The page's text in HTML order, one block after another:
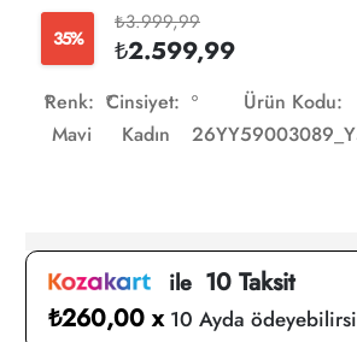
35%
₺3.999,99
₺2.599,99
Renk:
Mavi
Cinsiyet:
Kadın
Ürün Kodu:
ile10 Taksit
₺260,00 x 10 Ayda